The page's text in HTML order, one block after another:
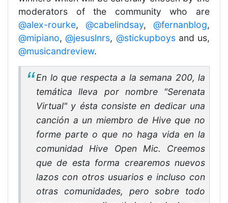
moderators of the community who are
@alex-rourke, @cabelindsay, @fernanblog,
@mipiano,@jesuslnrs, @stickupboysand us,
@musicandreview.
En lo que respecta a la semana 200, la
temática lleva por nombre "Serenata
Virtual" y ésta consiste en dedicar una
canción a un miembro de Hive que no
forme parte o que no haga vida en la
comunidad Hive Open Mic. Creemos
que de esta forma crearemos nuevos
lazos con otros usuarios e incluso con
otras comunidades, pero sobre todo